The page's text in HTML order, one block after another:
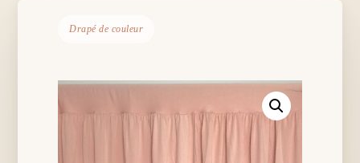
Drapé de couleur